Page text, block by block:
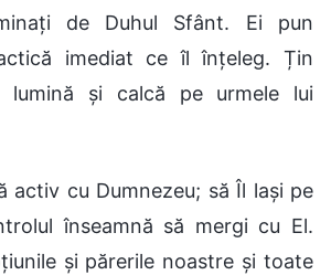
de Duhul Sfânt. Ei pun
imediat ce îl înțeleg. Țin
lumină și calcă pe urmele lui
activ cu Dumnezeu; să Îl lași pe
înseamnă să mergi cu El.
și părerile noastre și toate